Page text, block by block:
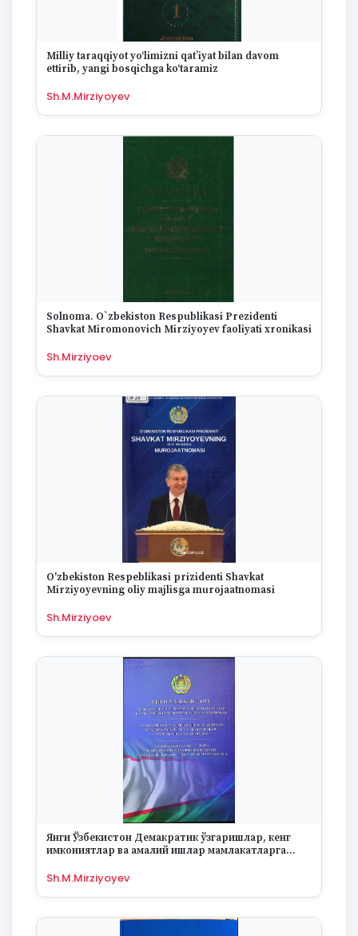
Milliy taraqqiyot yo‘limizni qatʼiyat bilan davom
ettirib, yangi bosqichga ko‘taramiz
Sh.M.Mirziyoyev
Solnoma. O`zbekiston Respublikasi Prezidenti
Shavkat Miromonovich Mirziyoyev faoliyati xronikasi
Sh.Mirziyoev
O'zbekiston Respeblikasi prizidenti Shavkat
Mirziyoyevning oliy majlisga murojaatnomasi
Sh.Mirziyoev
Янги Ўзбекистон Демакратик ўзгаришлар, кенг
имкониятлар ва амалий ишлар мамлакатларга
Sh.M.Mirziyoyev